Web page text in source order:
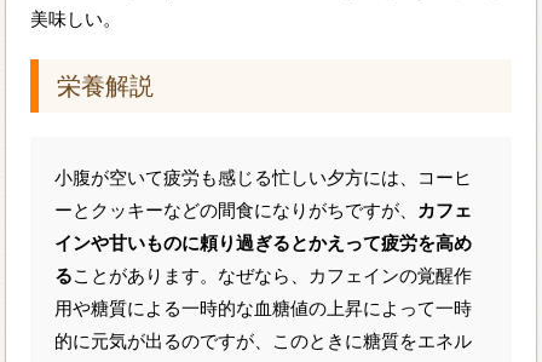
美味しい。
栄養解説
小腹が空いて疲労も感じる忙しい夕方には、コーヒ
ーとクッキーなどの間食になりがちですが、 カフェ
インや甘いものに頼り過ぎるとかえって疲労を高め
ることがあります。なぜなら、カフェインの覚醒作
用や糖質による一時的な血糖値の上昇によって一時
的に元気が出るのですが、このときに糖質をエネル